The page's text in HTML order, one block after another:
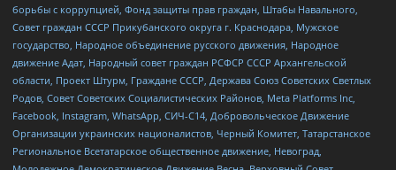
борьбы с коррупцией, Фонд защиты прав граждан, Штабы Навального,
Совет граждан СССР Прикубанского округа г. Краснодара, Мужское
государство, Народное объединение русского движения, Народное
движение Адат, Народный совет граждан РСФСР СССР Архангельской
области, Проект Штурм, Граждане СССР, Держава Союз Советских Светлых
Родов, Совет Советских Социалистических Районов, Meta Platforms Inc,
Facebook, Instagram, WhatsApp, СИЧ-С14, Добровольческое Движение
Организации украинских националистов, Черный Комитет, Татарстанское
Региональное Всетатарское общественное движение, Невоград,